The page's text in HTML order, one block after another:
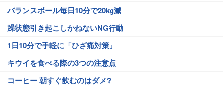
バランスボール毎日10分で20kg減
躁状態引き起こしかねないNG行動
1日10分で手軽に「ひざ痛対策」
キウイを食べる際の3つの注意点
コーヒー 朝すぐ飲むのはダメ?